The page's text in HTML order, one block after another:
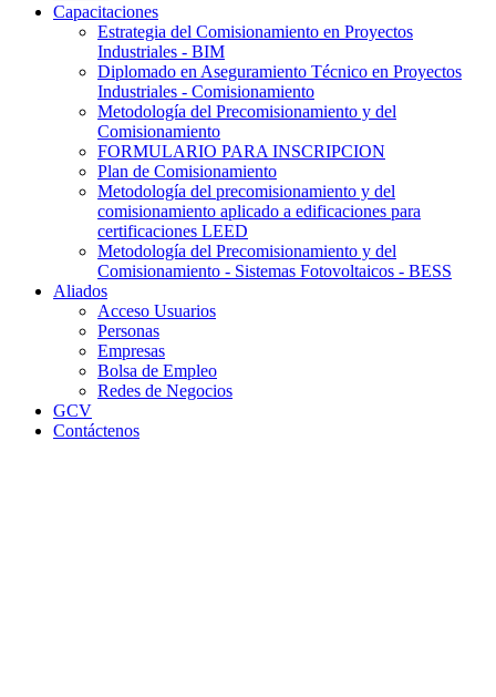
Capacitaciones
Estrategia del Comisionamiento en Proyectos
Industriales - BIM
Diplomado en Aseguramiento Técnico en Proyectos
Industriales - Comisionamiento
Metodología del Precomisionamiento y del
Comisionamiento
FORMULARIO PARA INSCRIPCION
Plan de Comisionamiento
Metodología del precomisionamiento y del
comisionamiento aplicado a edificaciones para
certificaciones LEED
Metodología del Precomisionamiento y del
Comisionamiento - Sistemas Fotovoltaicos - BESS
Aliados
Acceso Usuarios
Personas
Empresas
Bolsa de Empleo
Redes de Negocios
GCV
Contáctenos